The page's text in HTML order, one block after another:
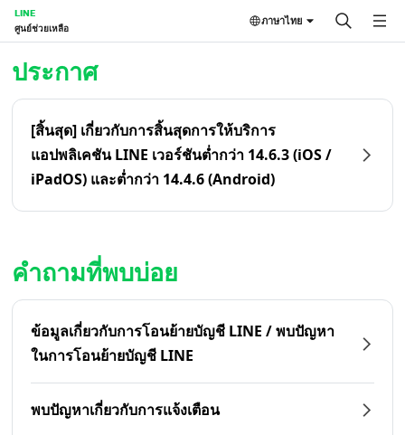
LINE
ศูนย์ช่วยเหลือ
ภาษาไทย
ประกาศ
[สิ้นสุด] เกี่ยวกับการสิ้นสุดการให้บริการ
แอปพลิเคชัน LINE เวอร์ชันต่ำกว่า 14.6.3 (iOS /
iPadOS) และต่ำกว่า 14.4.6 (Android)
คำถามที่พบบ่อย
ข้อมูลเกี่ยวกับการโอนย้ายบัญชี LINE / พบปัญหา
ในการโอนย้ายบัญชี LINE
พบปัญหาเกี่ยวกับการแจ้งเตือน